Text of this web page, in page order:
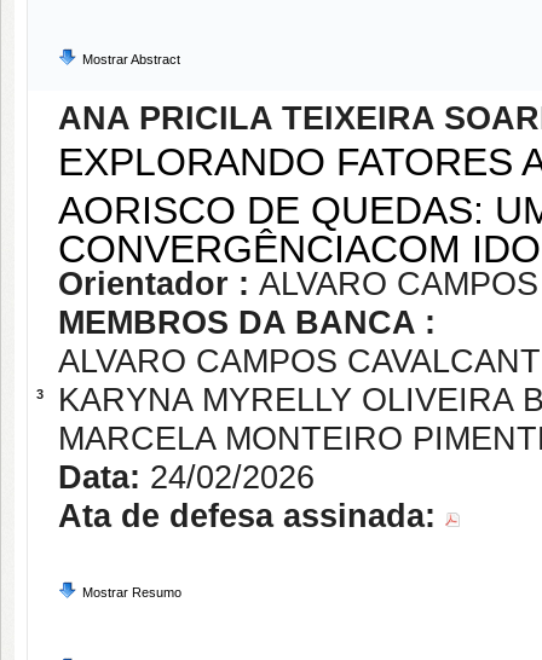
Mostrar Abstract
3
ANA PRICILA TEIXEIRA
EXPLORANDO FATORES
AORISCO DE QUEDAS:
CONVERGÊNCIACOM
Orientador : ALVARO
MEMBROS DA BANCA :
ALVARO CAMPOS
KARYNA MYRELLY OLIVEIRA
MARCELA MONTEIRO
Data: 24/02/2026
Ata de defesa assinada:
Mostrar Resumo